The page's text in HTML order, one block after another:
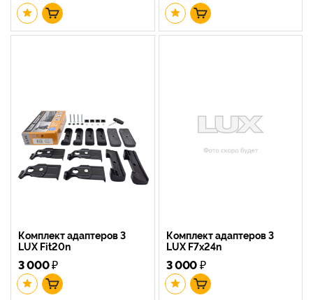
Комплект адаптеров 3
LUX Fit20n
3 000₽
Комплект адаптеров 3
LUX F7x24n
3 000₽